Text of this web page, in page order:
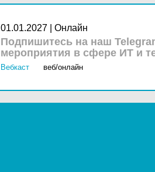
01.01.2027 | Онлайн
Подпишитесь на наш
мероприятия в сфере ИТ и
Вебкаст веб/онлайн